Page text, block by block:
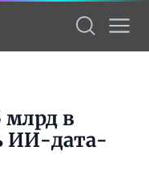
млрд в
ИИ-дата-